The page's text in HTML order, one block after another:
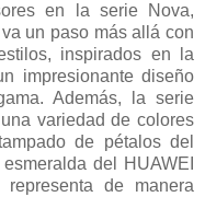
en la serie Nova,
un paso más allá con
inspirados en la
impresionante diseño
Además, la serie
variedad de colores
de pétalos del
del HUAWEI
de manera